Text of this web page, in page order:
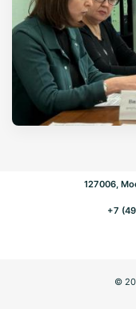
127006,
+7
©